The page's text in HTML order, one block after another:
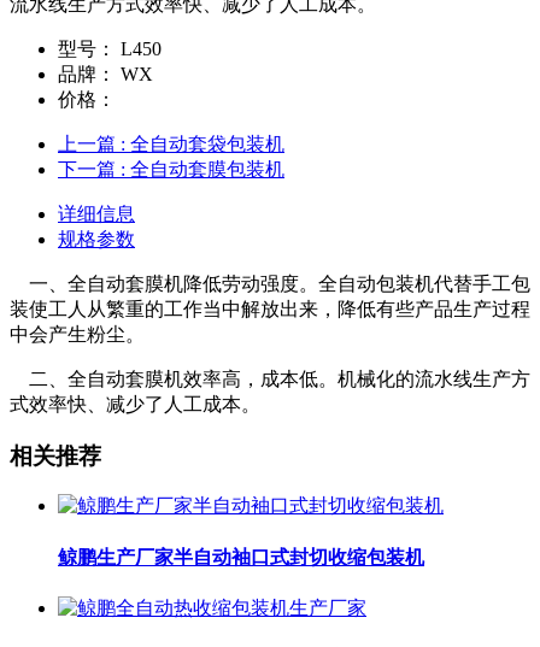
型号：
L450
品牌：
WX
价格：
上一篇 : 全自动套袋包装机
下一篇 : 全自动套膜包装机
详细信息
规格参数
一、全自动套膜机降低劳动强度。全自动包装机代替手工包
装使工人从繁重的工作当中解放出来，降低有些产品生产过程
中会产生粉尘。
二、全自动套膜机效率高，成本低。机械化的流水线生产方
式效率快、减少了人工成本。
相关推荐
鲸鹏生产厂家半自动袖口式封切收缩包装机